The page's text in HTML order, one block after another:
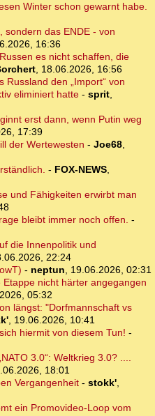
Winter schon gewarnt habe.
sondern das ENDE - von
16:36
es nicht schaffen, die
, 18.06.2026, 16:56
Russland den „Import“ von
eliminiert hatte - sprit,
erst dann, wenn Putin weg
17:39
der Wertewesten - Joe68,
- FOX-NEWS,
und Fähigkeiten erwirbt man
bleibt immer noch offen. -
die Innenpolitik und
22:24
- neptun, 19.06.2026, 02:31
nicht härter angegangen
05:32
längst: "Dorfmannschaft vs
, 19.06.2026, 10:41
hiermit von diesem Tun! -
3.0“: Weltkrieg 3.0? ....
18:01
Vergangenheit- stokk',
ein Promovideo-Loop vom